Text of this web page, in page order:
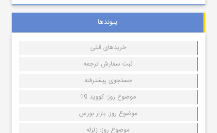
پیوندها
خریدهای قبلی
ثبت سفارش ترجمه
جستجوی پیشترفته
موضوع روز: کووید 19
موضوع روز: بازار بورس
موضوع روز: زلزله